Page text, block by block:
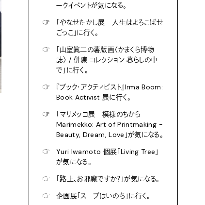
ークイベントが気になる。
☞
「やなせたかし展 人生はよろこばせ
ごっこ」に行く。
☞
「山室眞二の薯版画〈かまくら博物
誌〉 / 併陳 コレクション 暮らしの中
で」に行く。
☞
『ブック・アクティビスト』Irma Boom:
Book Activist 展に行く。
☞
「マリメッコ展 模様のちから
Marimekko: Art of Printmaking -
Beauty, Dream, Love」が気になる。
☞
Yuri Iwamoto 個展「Living Tree」
が気になる。
☞
「路上、お邪魔ですか？」が気になる。
☞
企画展「スープはいのち」に行く。